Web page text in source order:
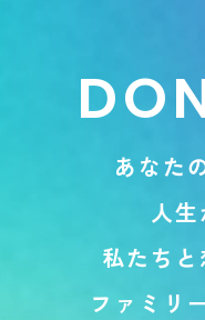
DO
あ な た
人生
私た ち と
フ ァ ミ リ